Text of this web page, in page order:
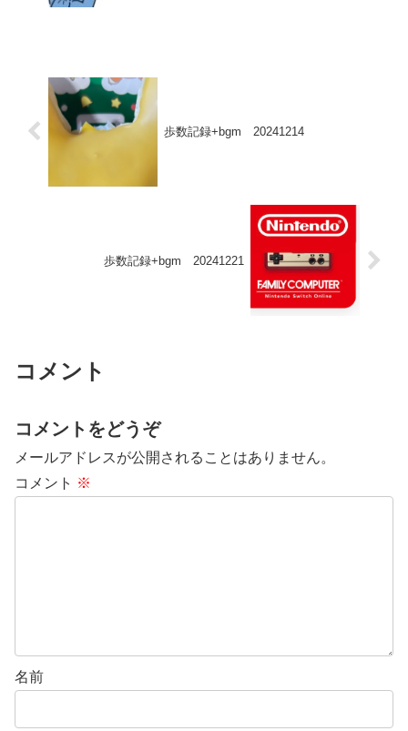
歩数記録+bgm 20241214
歩数記録+bgm 20241221
コメント
コメントをどうぞ
メールアドレスが公開されることはありません。
コメント ※
名前